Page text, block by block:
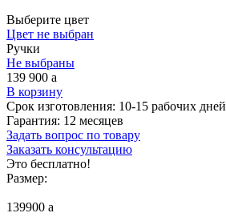
Выберите цвет
Цвет не выбран
Ручки
Не выбраны
139 900 a
В корзину
Срок изготовления: 10-15 рабочих дней
Гарантия: 12 месяцев
Задать вопрос по товару
Заказать консультацию
Это бесплатно!
Размер:
139900 a